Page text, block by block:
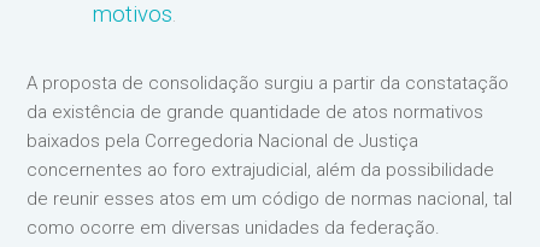
motivos.
A proposta de consolidação surgiu a partir da constatação
da existência de grande quantidade de atos normativos
baixados pela Corregedoria Nacional de Justiça
concernentes ao foro extrajudicial, além da possibilidade
de reunir esses atos em um código de normas nacional, tal
como ocorre em diversas unidades da federação.